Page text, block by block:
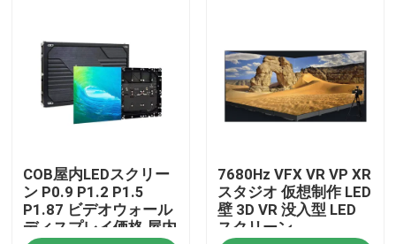
製品
ビデオ
VRショー
わたしたち に つい て
COB屋内LEDスクリー
ン P0.9 P1.2 P1.5
P1.87 ビデオウォール
ディスプレイ価格 屋内
7680Hz VFX VR VP XR
スタジオ 仮想制作 LED
壁 3D VR 没入型 LED
スクリーン